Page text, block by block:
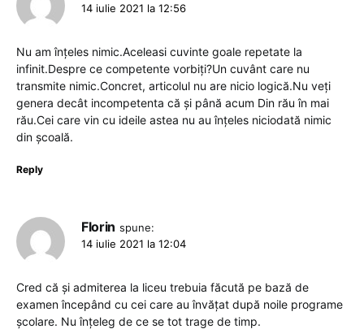
14 iulie 2021 la 12:56
Nu am înțeles nimic.Aceleasi cuvinte goale repetate la
infinit.Despre ce competente vorbiți?Un cuvânt care nu
transmite nimic.Concret, articolul nu are nicio logică.Nu veți
genera decât incompetenta că și până acum Din rău în mai
rău.Cei care vin cu ideile astea nu au înțeles niciodată nimic
din școală.
Reply
Florin spune:
14 iulie 2021 la 12:04
Cred că și admiterea la liceu trebuia făcută pe bază de
examen începând cu cei care au învățat după noile programe
școlare. Nu înțeleg de ce se tot trage de timp.